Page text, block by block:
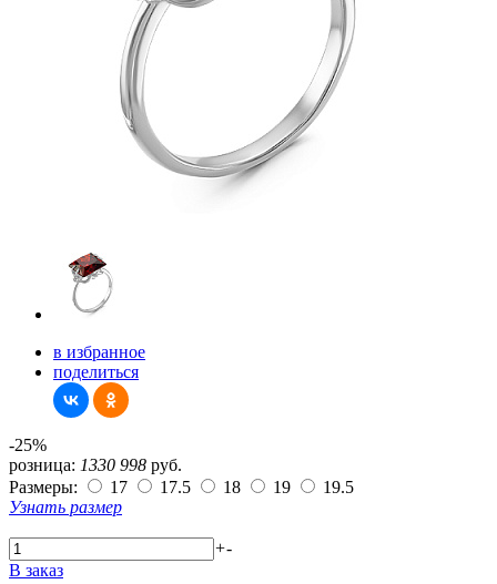
в избранное
поделиться
-25%
розница: 1330 998 руб.
Размеры:
17 17.5 18 19
19.5
Узнать размер
+-
В заказ